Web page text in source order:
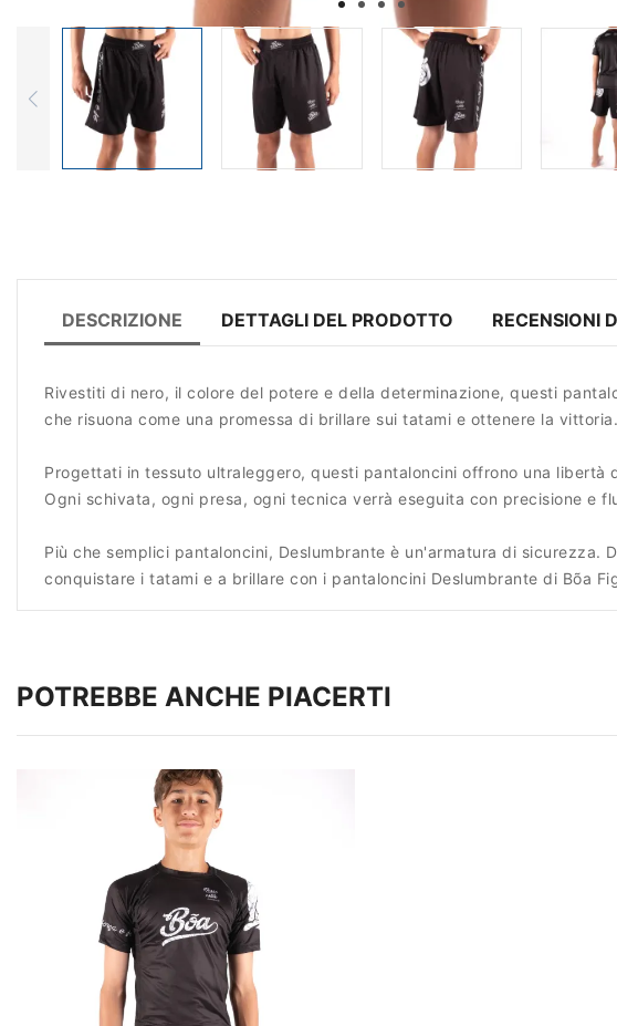
DESCRIZIONE DETTAGLI DEL PRODOTTO RECENSIONI
Rivestiti di nero, il colore del potere e della determinazione, questi
che risuona come una promessa di brillare sui tatami e ottenere la vittoria.
Progettati in tessuto ultraleggero, questi pantaloncini offrono una
Ogni schivata, ogni presa, ogni tecnica verrà eseguita con precisione e
Più che semplici pantaloncini, Deslumbrante è un'armatura di
conquistare i tatami e a brillare con i pantaloncini Deslumbrante di Bõa
POTREBBE ANCHE PIACERTI